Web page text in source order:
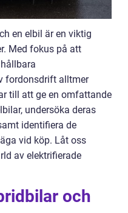
en elbil är en viktig
Med fokus på att
fordonsdrift alltmer
till att ge en omfattande
undersöka deras
identifiera de
vid köp. Låt oss
av elektrifierade
och